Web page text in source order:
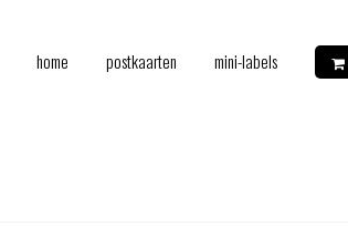
home postkaarten mini-labels